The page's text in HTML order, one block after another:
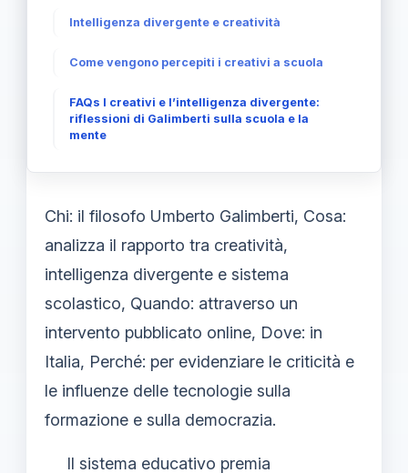
Intelligenza divergente e creatività
Come vengono percepiti i creativi a scuola
FAQs I creativi e l’intelligenza divergente:
riflessioni di Galimberti sulla scuola e la
mente
Chi: il filosofo Umberto Galimberti, Cosa:
analizza il rapporto tra creatività,
intelligenza divergente e sistema
scolastico, Quando: attraverso un
intervento pubblicato online, Dove: in
Italia, Perché: per evidenziare le criticità e
le influenze delle tecnologie sulla
formazione e sulla democrazia.
Il sistema educativo premia